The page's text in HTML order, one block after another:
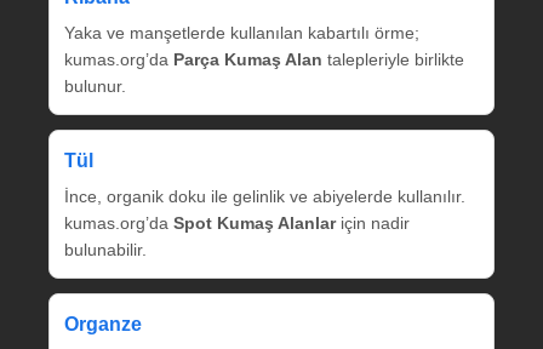
Yaka ve manşetlerde kullanılan kabartılı örme;
kumas.org’da Parça Kumaş Alan talepleriyle birlikte
bulunur.
Tül
İnce, organik doku ile gelinlik ve abiyelerde kullanılır.
kumas.org’da Spot Kumaş Alanlariçin nadir
bulunabilir.
Organze